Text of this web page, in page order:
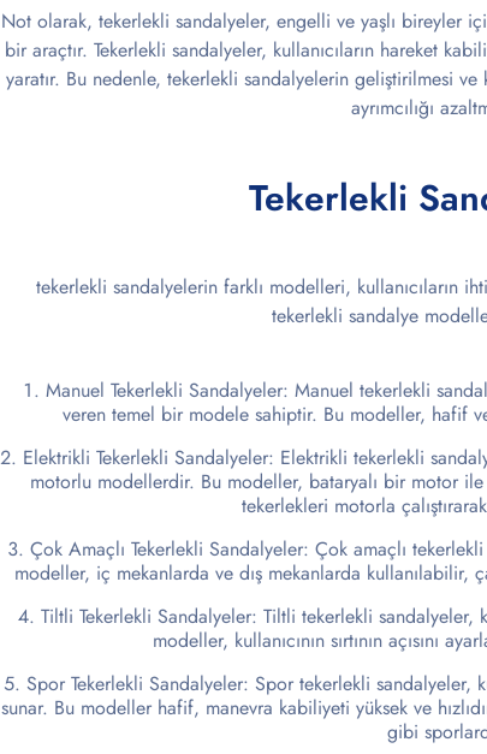
Not olarak, tekerlekli sandalyeler, engelli ve yaşlı bireyler
bir araçtır. Tekerlekli sandalyeler, kullanıcıların hareket
yaratır. Bu nedenle, tekerlekli sandalyelerin geliştirilmesi
ayrımcılığı
Tekerlekli
tekerlekli sandalyelerin farklı modelleri, kullanıcıların
tekerlekli sandalye
Manuel Tekerlekli Sandalyeler: Manuel tekerlekli
veren temel bir modele sahiptir. Bu modeller, hafif
Elektrikli Tekerlekli Sandalyeler: Elektrikli tekerlekli
motorlu modellerdir. Bu modeller, bataryalı bir motor ile
tekerlekleri motorla
Çok Amaçlı Tekerlekli Sandalyeler: Çok amaçlı
modeller, iç mekanlarda ve dış mekanlarda kullanılabilir,
Tiltli Tekerlekli Sandalyeler: Tiltli tekerlekli sandalyeler,
modeller, kullanıcının sırtının açısını
Spor Tekerlekli Sandalyeler: Spor tekerlekli sandalyeler,
sunar. Bu modeller hafif, manevra kabiliyeti yüksek ve
gibi